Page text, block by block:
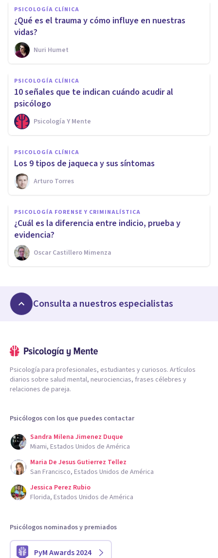
PSICOLOGÍA CLÍNICA
¿Qué es el trauma y cómo influye en nuestras
vidas?
Nuri Humet
PSICOLOGÍA CLÍNICA
​10 señales que te indican cuándo acudir al
psicólogo
Psicología Y Mente
PSICOLOGÍA CLÍNICA
Los 9 tipos de jaqueca y sus síntomas
Arturo Torres
PSICOLOGÍA FORENSE Y CRIMINALÍSTICA
¿Cuál es la diferencia entre indicio, prueba y
evidencia?
Oscar Castillero Mimenza
Consulta a nuestros especialistas
Psicología para profesionales, estudiantes y curiosos. Artículos
diarios sobre salud mental, neurociencias, frases célebres y
relaciones de pareja.
Psicólogos con los que puedes contactar
Sandra Milena Jimenez Duque
Miami, Estados Unidos de América
Maria De Jesus Gutierrez Tellez
San Francisco, Estados Unidos de América
Jessica Perez Rubio
Florida, Estados Unidos de América
Psicólogos nominados y premiados
PyM Awards 2024